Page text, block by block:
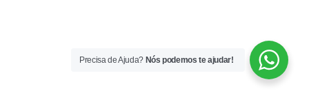
Precisa de Ajuda? Nós podemos te ajudar!